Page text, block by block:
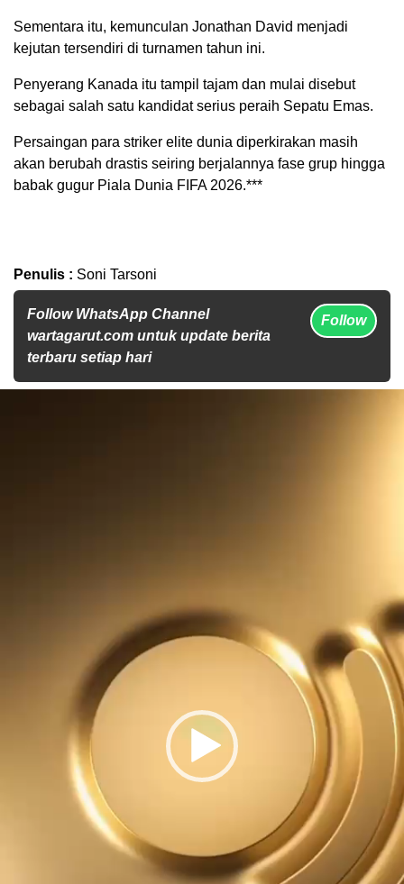
Sementara itu, kemunculan Jonathan David menjadi
kejutan tersendiri di turnamen tahun ini.
Penyerang Kanada itu tampil tajam dan mulai disebut
sebagai salah satu kandidat serius peraih Sepatu Emas.
Persaingan para striker elite dunia diperkirakan masih
akan berubah drastis seiring berjalannya fase grup hingga
babak gugur Piala Dunia FIFA 2026.***
Penulis : Soni Tarsoni
Follow WhatsApp Channel
wartagarut.com untuk update berita
terbaru setiap hari
Follow